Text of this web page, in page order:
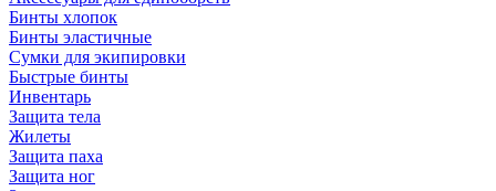
Бинты хлопок
Бинты эластичные
Сумки для экипировки
Быстрые бинты
Инвентарь
Защита тела
Жилеты
Защита паха
Защита ног